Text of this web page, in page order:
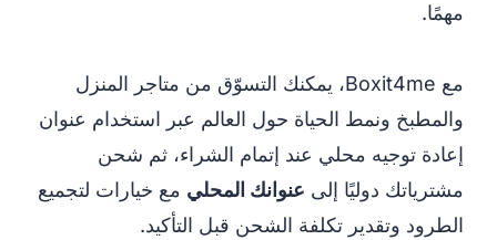
مهمًا.
مع Boxit4me، يمكنك التسوّق من متاجر المنزل
والمطبخ ونمط الحياة حول العالم عبر استخدام عنوان
إعادة توجيه محلي عند إتمام الشراء، ثم شحن
مشترياتك دوليًا إلى عنوانك المحلي مع خيارات لتجميع
الطرود وتقدير تكلفة الشحن قبل التأكيد.